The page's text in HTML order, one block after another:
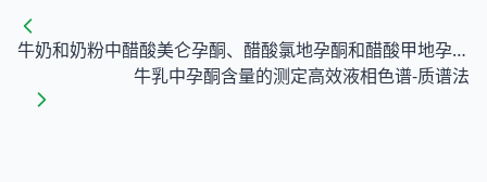
牛奶和奶粉中醋酸美仑孕酮、醋酸氯地孕酮和醋酸甲地孕酮残留量的测定 液相色谱-串联质谱法
牛乳中孕酮含量的测定高效液相色谱-质谱法